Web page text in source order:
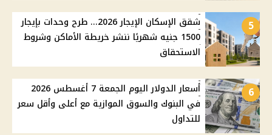
5
شقق الإسكان الإيجار 2026... طرح وحدات بإيجار
1500 جنيه شهريًا ننشر خريطة الأماكن وشروط
الاستحقاق
6
أسعار الدولار اليوم الجمعة 7 أغسطس 2026
في البنوك والسوق الموازية مع أعلى وأقل سعر
للتداول